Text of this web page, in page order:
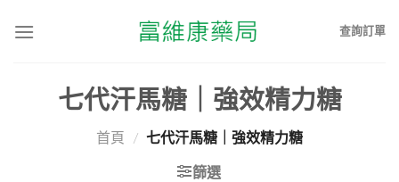
查詢訂單
七代汗馬糖｜強效精力糖
首頁 / 七代汗馬糖｜強效精力糖
篩選